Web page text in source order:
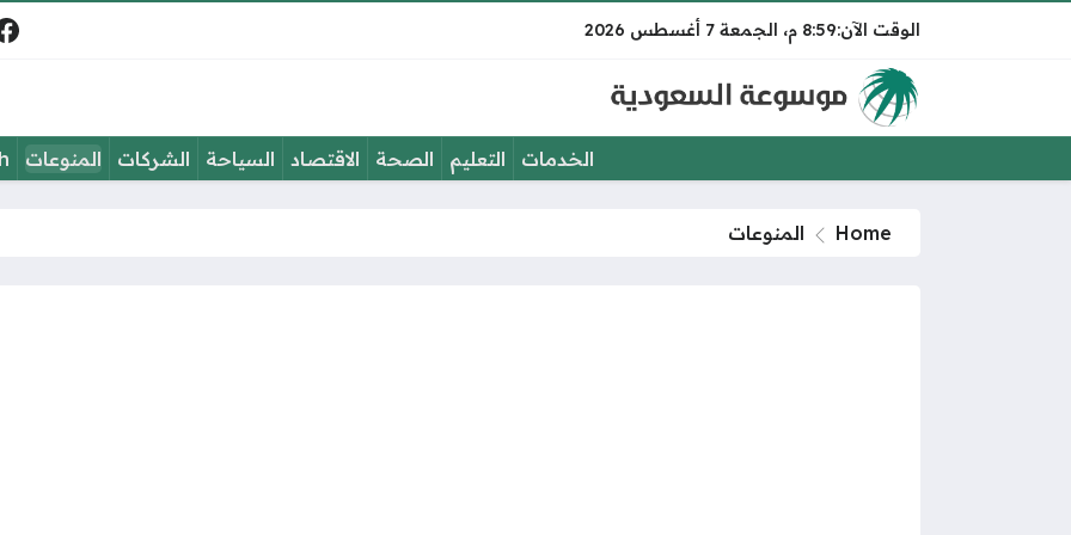
8:59 م الجمعة 7 أغسطس 2026
الخدمات التعليم الصحة الاقتصاد السياحة الشركات المنوعات
Home المنوعات